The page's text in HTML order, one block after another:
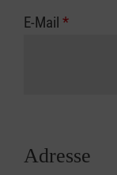
E-Mail *
Adresse